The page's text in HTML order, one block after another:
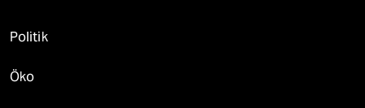
Politik
Öko